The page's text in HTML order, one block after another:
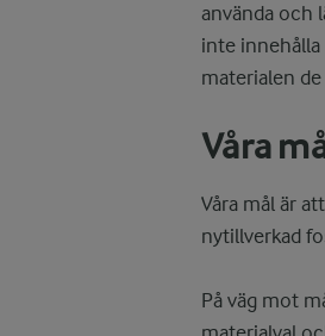
använda och
inte innehålla
materialen
Våra
Våra mål är
nytillverkad
På väg mot